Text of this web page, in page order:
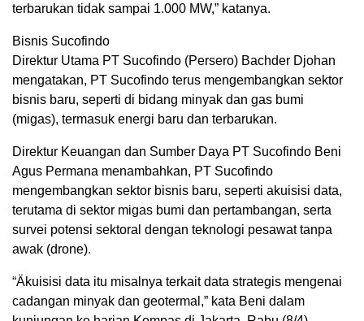
terbarukan tidak sampai 1.000 MW,” katanya.
Bisnis Sucofindo
Direktur Utama PT Sucofindo (Persero) Bachder Djohan
mengatakan, PT Sucofindo terus mengembangkan sektor
bisnis baru, seperti di bidang minyak dan gas bumi
(migas), termasuk energi baru dan terbarukan.
Direktur Keuangan dan Sumber Daya PT Sucofindo Beni
Agus Permana menambahkan, PT Sucofindo
mengembangkan sektor bisnis baru, seperti akuisisi data,
terutama di sektor migas bumi dan pertambangan, serta
survei potensi sektoral dengan teknologi pesawat tanpa
awak (drone).
“Äkuisisi data itu misalnya terkait data strategis mengenai
cadangan minyak dan geotermal,” kata Beni dalam